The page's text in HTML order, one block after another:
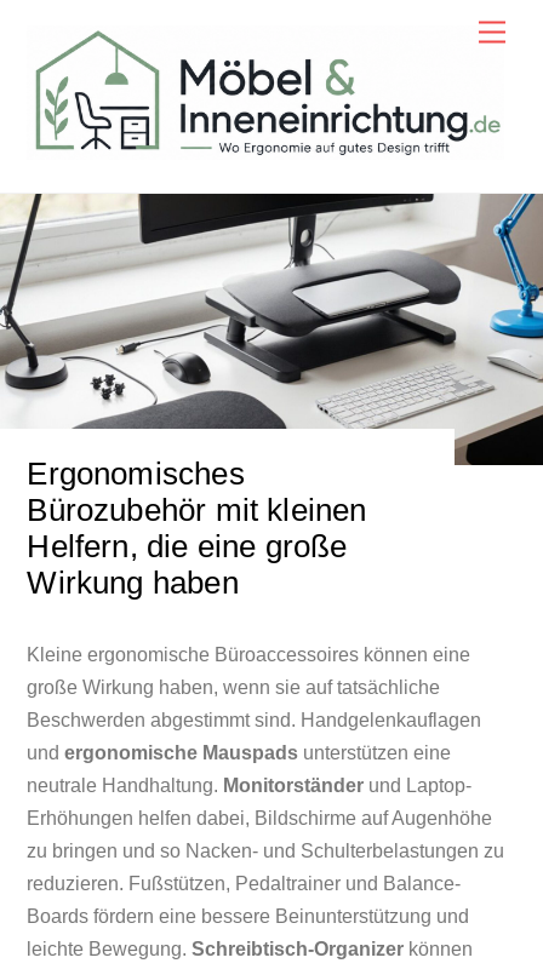
content
Ergonomisches
Bürozubehör mit kleinen
Helfern, die eine große
Wirkung haben
Kleine ergonomische Büroaccessoires können eine
große Wirkung haben, wenn sie auf tatsächliche
Beschwerden abgestimmt sind. Handgelenkauflagen
undergonomische Mauspads unterstützen eine
neutrale Handhaltung. Monitorständer und Laptop-
Erhöhungen helfen dabei, Bildschirme auf Augenhöhe
zu bringen und so Nacken- und Schulterbelastungen zu
reduzieren. Fußstützen, Pedaltrainer und Balance-
Boards fördern eine bessere Beinunterstützung und
leichte Bewegung.Schreibtisch-Organizer können